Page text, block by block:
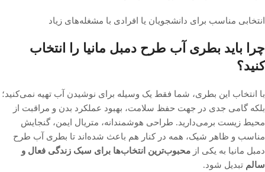
انتخابی مناسب برای دانشجویان یا افرادی با مشغله‌های زیاد
چرا باید بطری آب طرح دمبل مانیا را انتخاب
کنید؟
با انتخاب این بطری، شما فقط یک وسیله برای نوشیدن آب تهیه نمی‌کنید؛
بلکه گامی جدی در جهت حفظ سلامت، بهبود عملکرد بدن و مراقبت از
محیط زیست برمی‌دارید. طراحی هوشمندانه، متریال ایمن، گنجایش
مناسب و ظاهر شیک، همه در کنار هم باعث شده‌اند تا بطری آب طرح
دمبل مانیا به یکی از محبوب‌ترین انتخاب‌ها برای سبک زندگی فعال و
سالم تبدیل شود.